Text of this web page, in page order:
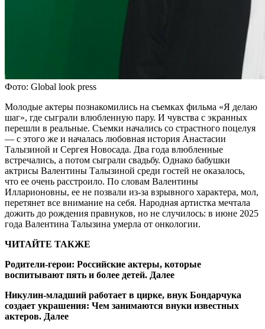
Фото: Global look press
Молодые актеры познакомились на съемках фильма «Я делаю
шаг», где сыграли влюбленную пару. И чувства с экранных
перешли в реальные. Съемки начались со страстного поцелуя
— с этого же и началась любовная история Анастасии
Талызиной и Сергея Новосада. Два года влюбленные
встречались, а потом сыграли свадьбу. Однако бабушки
актрисы Валентины Талызиной среди гостей не оказалось,
что ее очень расстроило. По словам Валентины
Илларионовны, ее не позвали из-за взрывного характера, мол,
перетянет все внимание на себя. Народная артистка мечтала
дожить до рождения правнуков, но не случилось: в июне 2025
года Валентина Талызина умерла от онкологии.
ЧИТАЙТЕ ТАКЖЕ
Родители-герои: Российские актеры, которые
воспитывают пять и более детей. Далее
Никулин-младший работает в цирке, внук Бондарчука
создает украшения: Чем занимаются внуки известных
актеров. Далее